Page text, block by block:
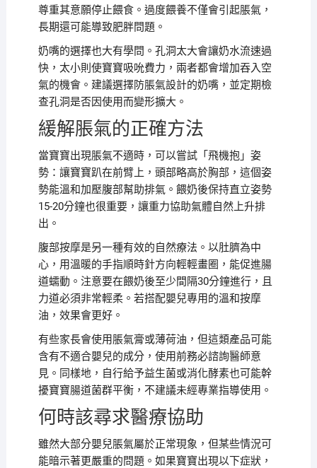
尊重其意願停止餵食。過度餵養不僅會引起脹氣，
長期還可能導致肥胖問題。
奶嘴的選擇也大有學問。孔洞太大會讓奶水流速過
快，太小則使寶寶吸吮費力，兩者都會增加吞入空
氣的機會。建議選擇防脹氣設計的奶嘴，並定期檢
查孔洞是否因使用而變形擴大。
緩解脹氣的正確方法
當寶寶出現脹氣不適時，可以嘗試「飛機抱」姿
勢：讓寶寶趴在前臂上，頭部略高於胸部，這個姿
勢能溫和加壓腹部幫助排氣。餵奶後保持直立姿勢
15-20分鐘也很重要，讓重力協助氣體自然上升排
出。
腹部按摩是另一種有效的自然療法。以肚臍為中
心，用溫暖的手指順時針方向輕輕畫圈，能促進腸
道蠕動。注意要在餵奶後至少間隔30分鐘進行，且
力道必須非常輕柔。若搭配嬰兒專用的溫和按摩
油，效果會更好。
有些家長會使用脹氣膏或薄荷油，但這類產品可能
含有不適合嬰兒的成分，使用前務必諮詢醫師意
見。同樣地，自行給予益生菌或消化酵素也可能幹
擾寶寶腸道菌群平衡，不建議未經專業指導使用。
何時該尋求醫療協助
雖然大部分嬰兒脹氣屬於正常現象，但某些情況可
能暗示著更嚴重的問題。如果寶寶出現以下症狀，